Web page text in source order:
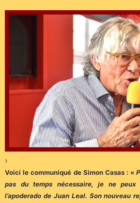
›
Voici le communiqué de Simon Casas : «
pas du temps nécessaire, je ne
l’apoderado de Juan Leal. Son nouveau